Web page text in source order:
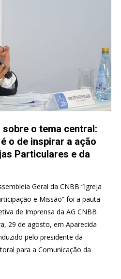
o tema central:
é o de inspirar a ação
Particulares e da
Geral da CNBB “Igreja
e Missão” foi a pauta
de Imprensa da AG CNBB
29 de agosto, em Aparecida
pelo presidente da
para a Comunicação da